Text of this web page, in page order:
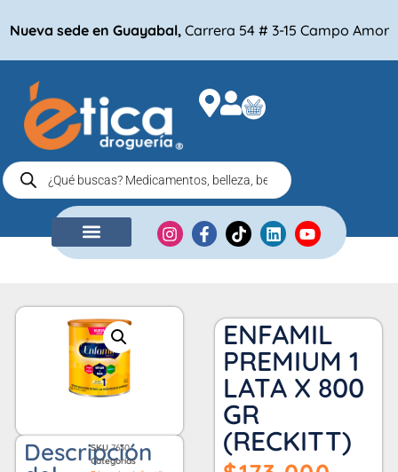
Nueva sede en Guayabal, Carrera 54 # 3-15 Campo Amor
Descripción
SKU7630
Categorías
ENFAMIL
PREMIUM 1
LATA X 800
GR
(RECKITT)